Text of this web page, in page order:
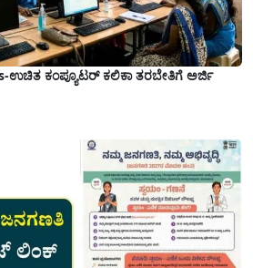
ಉಚಿತ ಕಂಪ್ಯೂಟರ್ ಕಲಿಕಾ ತರಬೇತಿಗೆ ಅರ್ಜಿ